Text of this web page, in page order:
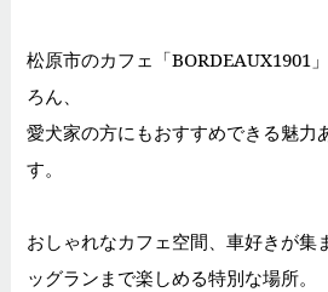
松原市のカフェ「BORDEAUX1901
ろん、
愛犬家の方にもおすすめできる魅力
す。
おしゃれなカフェ空間、車好きが集
ッグランまで楽しめる特別な場所。